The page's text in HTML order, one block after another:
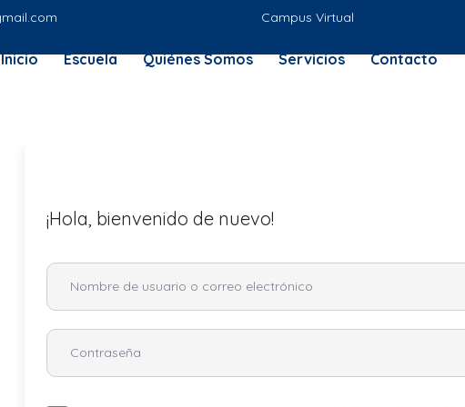
Campus Virtual
Inicio Escuela Quiénes Somos Servicios Contacto
¡Hola, bienvenido de nuevo!